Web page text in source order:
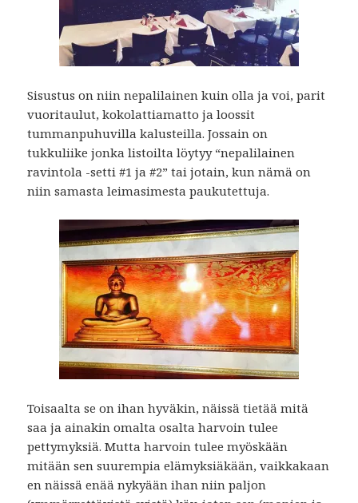
Sisustus on niin nepalilainen kuin olla ja voi, parit
vuoritaulut, kokolattiamatto ja loossit
tummanpuhuvilla kalusteilla. Jossain on
tukkuliike jonka listoilta löytyy “nepalilainen
ravintola -setti #1 ja #2” tai jotain, kun nämä on
niin samasta leimasimesta paukutettuja.
Toisaalta se on ihan hyväkin, näissä tietää mitä
saa ja ainakin omalta osalta harvoin tulee
pettymyksiä. Mutta harvoin tulee myöskään
mitään sen suurempia elämyksiäkään, vaikkakaan
en näissä enää nykyään ihan niin paljon